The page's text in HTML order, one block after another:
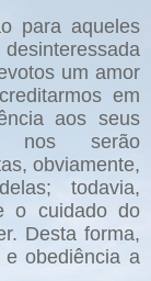
para aqueles
um amor
em
aos seus
nos serão
obviamente,
todavia,
o cuidado do
Desta forma,
obediência a